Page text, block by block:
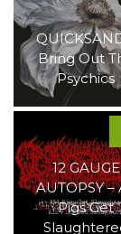
Bring Out
Psychics
12 GAUGE
AUTOPSY –
Pigs Get